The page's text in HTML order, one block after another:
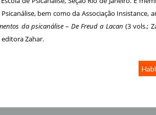
bem como da Associação Insistance,
da psicanálise – De Freud a Lacan (3 vols.;
editora Zahar.